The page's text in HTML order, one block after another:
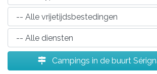
Campings in de buurt